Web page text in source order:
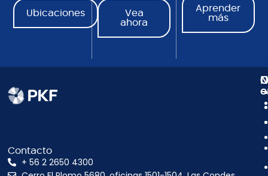
Ubicaciones
Vea
ahora
Aprender
más
Contacto
+ 56 2 2650 4300